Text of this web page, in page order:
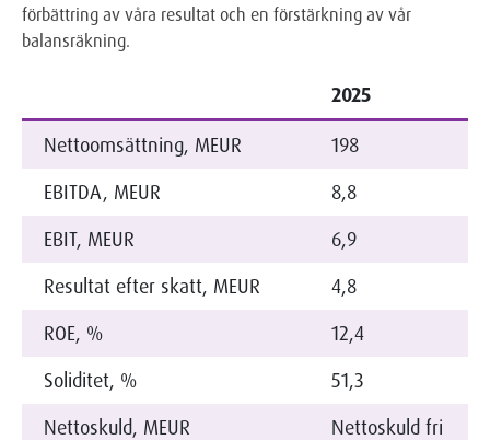
förbättring av våra resultat och en förstärkning av vår
balansräkning.
2025
Nettoomsättning, MEUR
198
EBITDA, MEUR
8,8
EBIT, MEUR
6,9
Resultat efter skatt, MEUR
4,8
ROE, %
12,4
Soliditet, %
51,3
Nettoskuld, MEUR
Nettoskuld fri